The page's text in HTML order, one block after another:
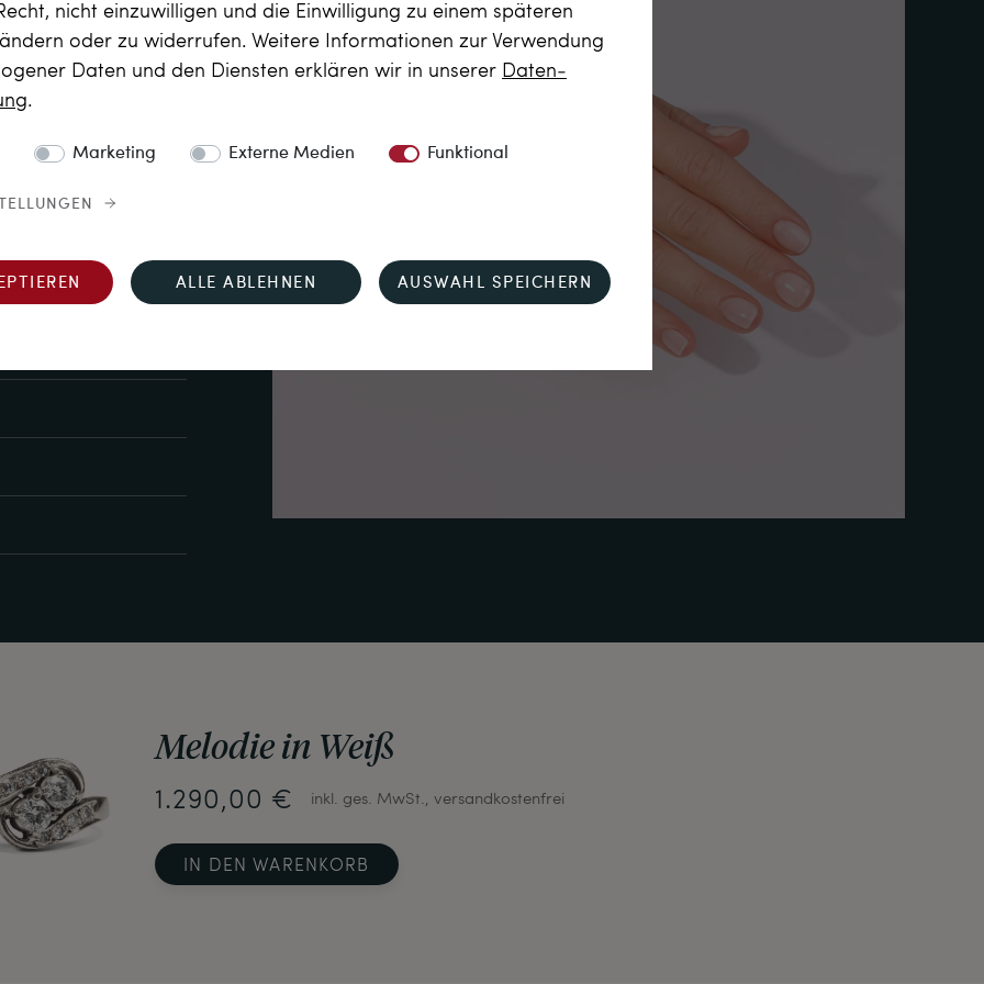
ca. 0,20 ct, Weiß
undeutliche
UK P½, US 7¾
Melodie in Weiß
1.290,00 € inkl. ges. MwSt., versandkostenfrei
IN DEN WARENKORB
nicht einzuwilligen und die Einwilligung zu einem späteren
oder zu widerrufen. Weitere Informationen zur Verwendung
Daten und den Diensten erklären wir in unserer Daten­
.
Marketing Externe Medien Funktional
ALLE ABLEHNEN AUSWAHL SPEICHERN